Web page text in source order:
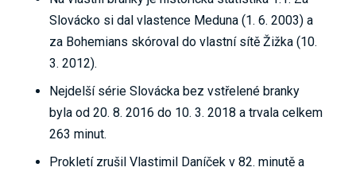
Slovácko si dal vlastence Meduna (1. 6. 2003) a
za Bohemians skóroval do vlastní sítě Žižka (10.
3. 2012).
Nejdelší série Slovácka bez vstřelené branky
byla od 20. 8. 2016 do 10. 3. 2018 a trvala celkem
263 minut.
Prokletí zrušil Vlastimil Daníček v 82. minutě a